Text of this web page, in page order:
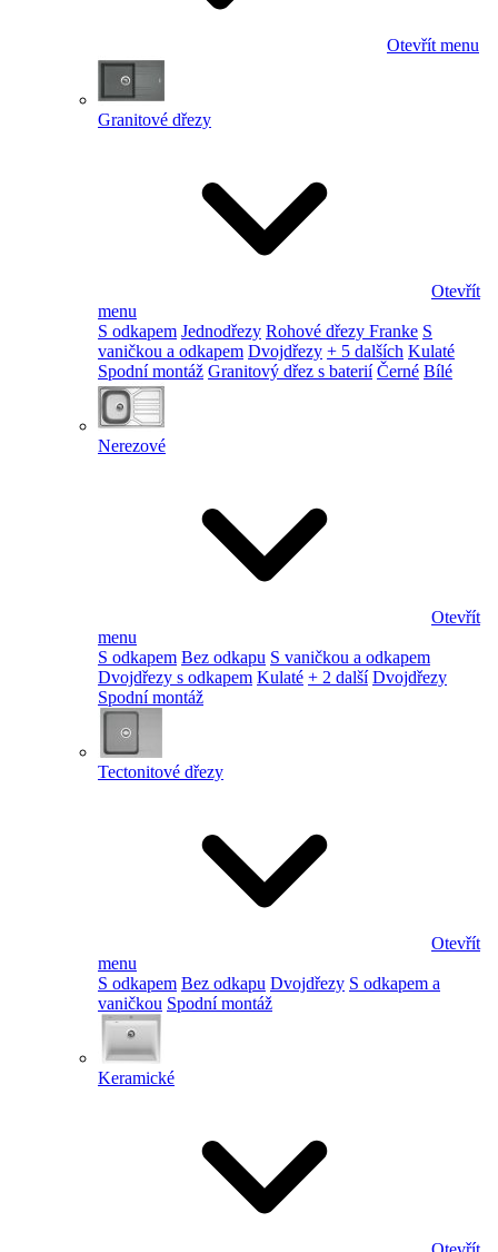
Otevřít menu
Granitové dřezy
Otevřít
menu
S odkapem Jednodřezy Rohové dřezy Franke S
vaničkou a odkapem Dvojdřezy + 5 dalších Kulaté
Spodní montáž Granitový dřez s baterií Černé Bílé
Nerezové
Otevřít
menu
S odkapem Bez odkapu S vaničkou a odkapem
Dvojdřezy s odkapem Kulaté + 2 další Dvojdřezy
Spodní montáž
Tectonitové dřezy
Otevřít
menu
S odkapem Bez odkapu Dvojdřezy S odkapem a
vaničkou Spodní montáž
Keramické